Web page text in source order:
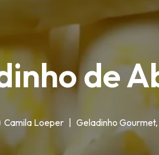
de
Camila Loeper Geladinho Gourmet,